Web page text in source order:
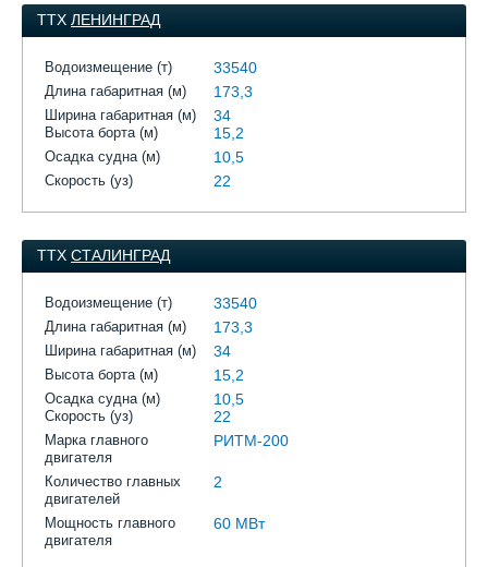
ТТХ ЛЕНИНГРАД
Водоизмещение (т) 33540
Длина габаритная (м) 173,3
Ширина габаритная (м) 34
Высота борта (м) 15,2
Осадка судна (м) 10,5
Скорость (уз) 22
ТТХ СТАЛИНГРАД
Водоизмещение (т) 33540
Длина габаритная (м) 173,3
Ширина габаритная (м) 34
Высота борта (м) 15,2
Осадка судна (м) 10,5
Скорость (уз) 22
Марка главного
двигателя
РИТМ-200
Количество главных
двигателей
2
Мощность главного
двигателя
60 МВт